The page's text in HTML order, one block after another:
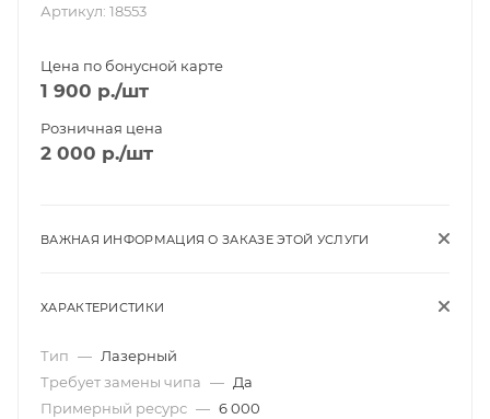
Артикул: 18553
Цена по бонусной карте
1 900 р./шт
Розничная цена
2 000 р./шт
ВАЖНАЯ ИНФОРМАЦИЯ О ЗАКАЗЕ ЭТОЙ УСЛУГИ
ХАРАКТЕРИСТИКИ
Тип — Лазерный
Требует замены чипа — Да
Примерный ресурс — 6 000